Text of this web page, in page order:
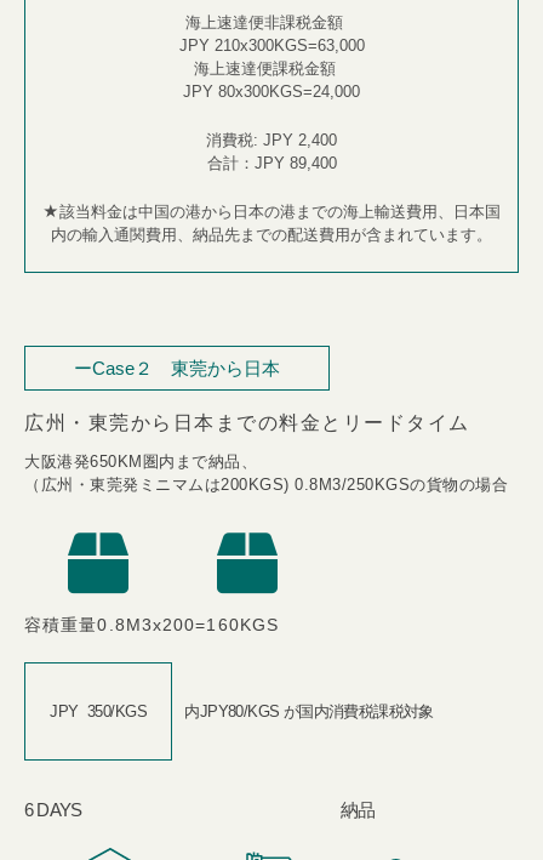
海上速達便非課税金額
JPY 210x300KGS=63,000
海上速達便課税金額 ​
JPY 80x300KGS=24,000
消費税: JPY 2,400​
合計： JPY 89,400​
★該当料金は中国の港から日本の港までの海上輸送費用、
日本国
内の輸入通関費用、納品先までの配送費用が含まれています。
ーCase２ 東莞から日本
広州・東莞から日本までの料金とリードタイム
大阪港発650KM圏内まで納品、​
（広州・東莞発ミニマムは200KGS) 0.8M3/250KGSの貨物の場合
容積重量0.8M3x200=160KGS​
JPY ​ 350/KGS​ 内JPY80/KGS​ が国内消費税課税対象
6 DAYS​ 納品​